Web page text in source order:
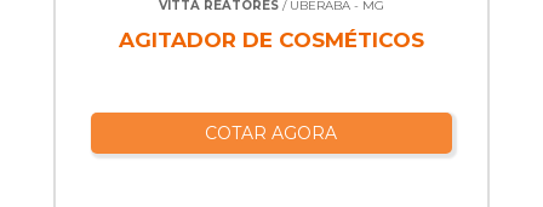
VITTA REATORES/ UBERABA - MG
AGITADOR DE COSMÉTICOS
COTAR AGORA